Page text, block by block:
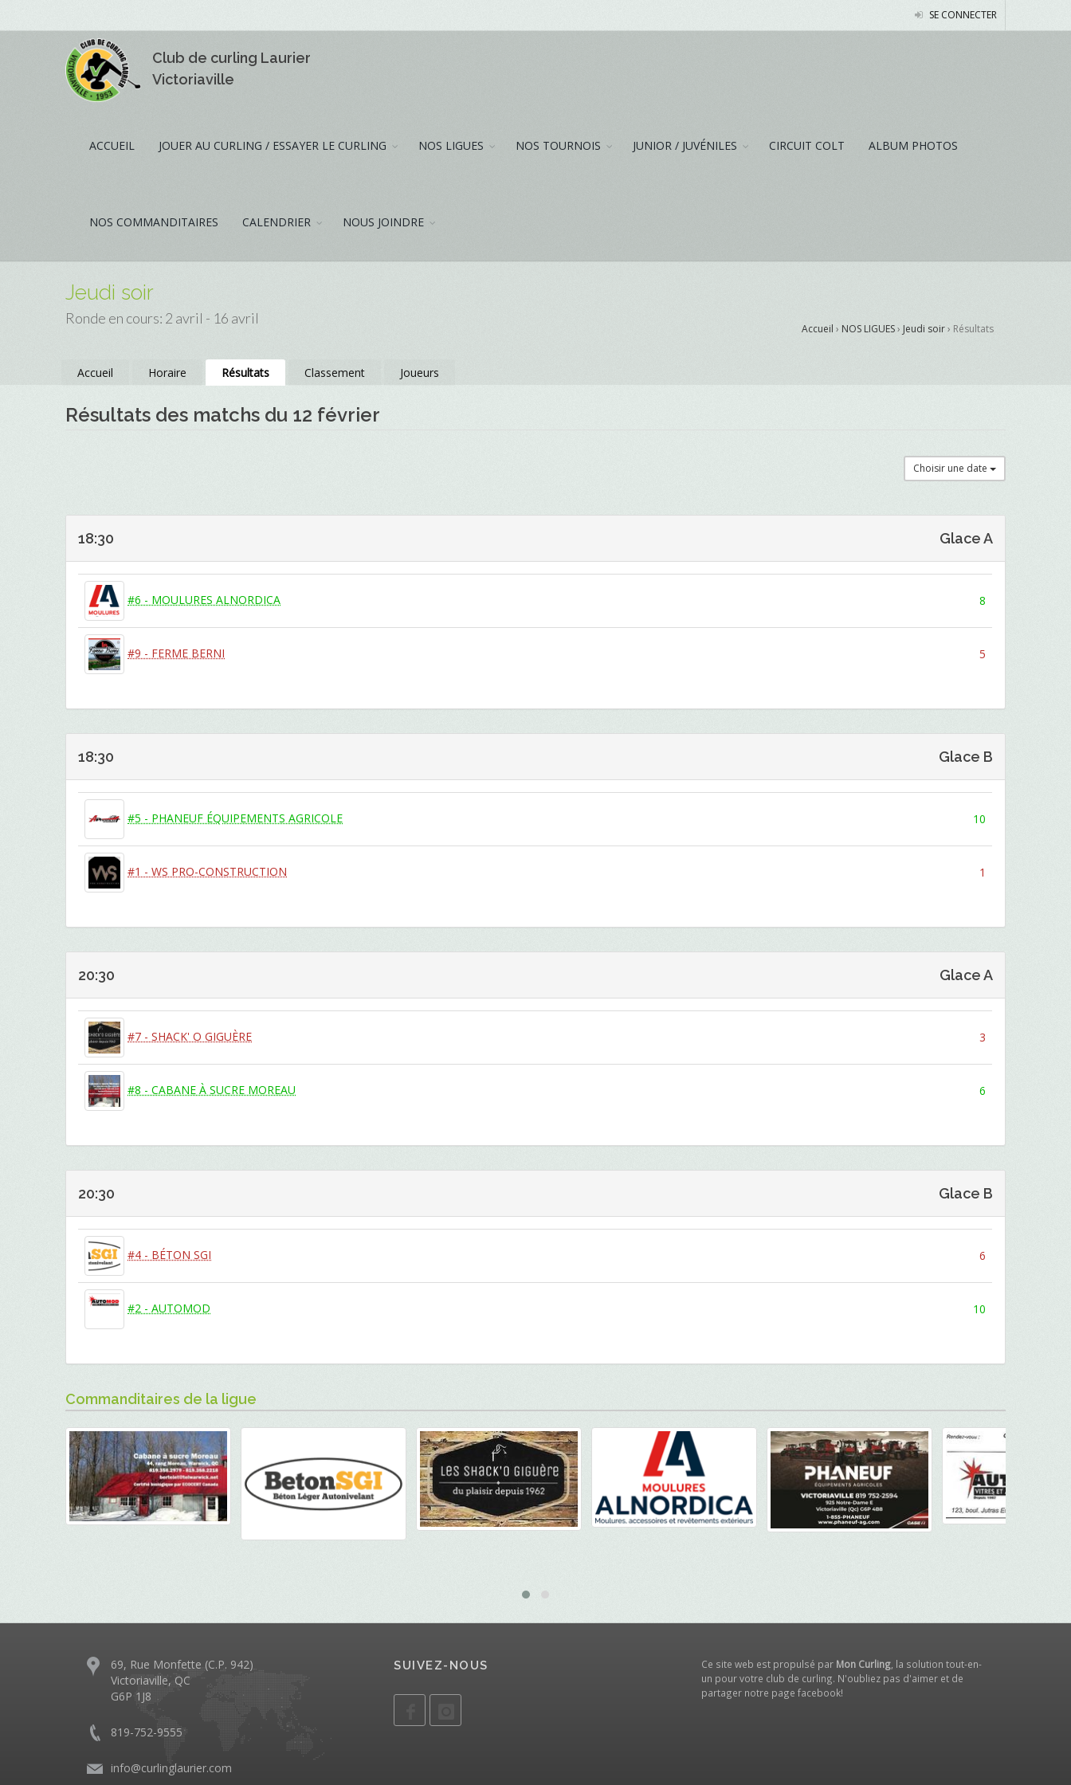
SE CONNECTER
Club de curling Laurier
Victoriaville
ACCUEIL JOUER AU CURLING / ESSAYER LE CURLING NOS LIGUES NOS TOURNOIS JUNIOR / JUVÉNILES CIRCUIT COLT ALBUM PHOTOS
NOS COMMANDITAIRES CALENDRIER NOUS JOINDRE
Jeudi soir
Ronde en cours: 2 avril - 16 avril
Accueil › NOS LIGUES› Jeudi soir› Résultats
Accueil Horaire Résultats Classement Joueurs
Résultats des matchs du 12 février
Choisir une date
18:30 Glace A
#6 - MOULURES ALNORDICA 8
#9 - FERME BERNI 5
18:30 Glace B
#5 - PHANEUF ÉQUIPEMENTS AGRICOLE 10
#1 - WS PRO-CONSTRUCTION 1
20:30 Glace A
#7 - SHACK' O GIGUÈRE 3
#8 - CABANE À SUCRE MOREAU 6
20:30 Glace B
#4 - BÉTON SGI 6
#2 - AUTOMOD 10
Commanditaires de la ligue
69, Rue Monfette (C.P. 942)
Victoriaville, QC
G6P 1J8
819-752-9555
info@curlinglaurier.com
SUIVEZ-NOUS Ce site web est propulsé par Mon Curling, la solution tout-en-
un pour votre club de curling. N'oubliez pas d'aimer et de
partager notre page facebook!